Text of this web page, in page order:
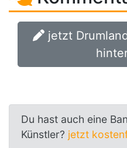
jetzt
Du hast auch eine
Künstler? jetzt